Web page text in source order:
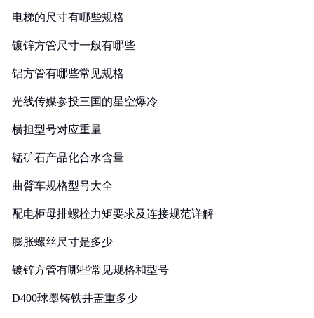
电梯的尺寸有哪些规格
镀锌方管尺寸一般有哪些
铝方管有哪些常见规格
光线传媒参投三国的星空爆冷
横担型号对应重量
锰矿石产品化合水含量
曲臂车规格型号大全
配电柜母排螺栓力矩要求及连接规范详解
膨胀螺丝尺寸是多少
镀锌方管有哪些常见规格和型号
D400球墨铸铁井盖重多少